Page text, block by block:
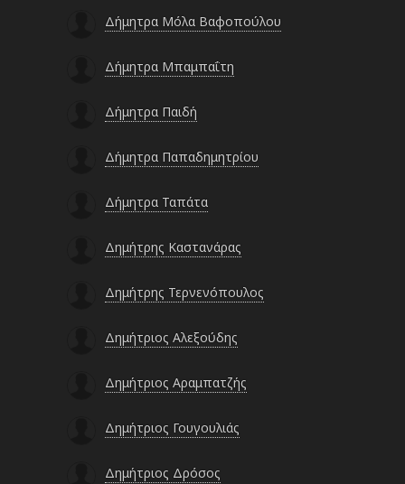
Δήμητρα Μόλα Βαφοπούλου
Δήμητρα Μπαμπαΐτη
Δήμητρα Παιδή
Δήμητρα Παπαδημητρίου
Δήμητρα Ταπάτα
Δημήτρης Καστανάρας
Δημήτρης Τερνενόπουλος
Δημήτριος Αλεξούδης
Δημήτριος Αραμπατζής
Δημήτριος Γουγουλιάς
Δημήτριος Δρόσος